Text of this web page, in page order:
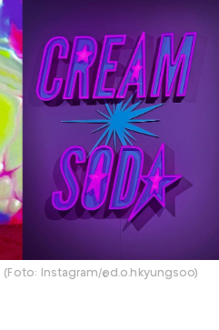
(Foto: Instagram/@d.o.hkyungsoo)